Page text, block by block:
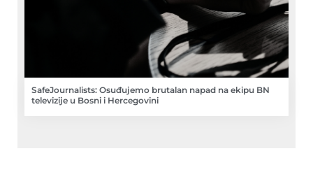
SafeJournalists: Osuđujemo brutalan napad na ekipu BN
televizije u Bosni i Hercegovini